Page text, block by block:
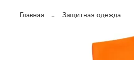
Главная Защитная одежда